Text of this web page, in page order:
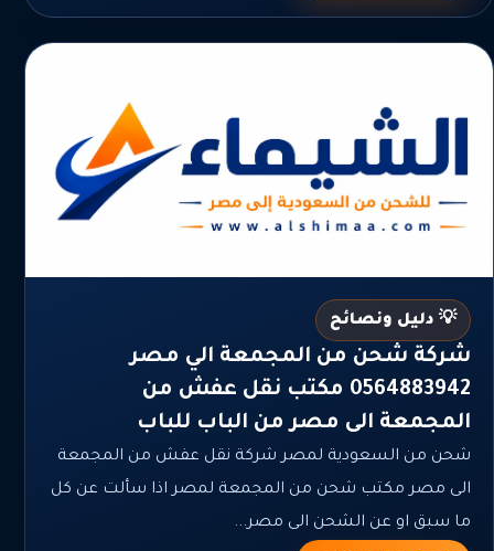
💡 دليل ونصائح
شركة شحن من المجمعة الي مصر
0564883942 مكتب نقل عفش من
المجمعة الى مصر من الباب للباب
شحن من السعودية لمصر شركة نقل عفش من المجمعة
الى مصر مكتب شحن من المجمعة لمصر اذا سألت عن كل
ما سبق او عن الشحن الى مصر...